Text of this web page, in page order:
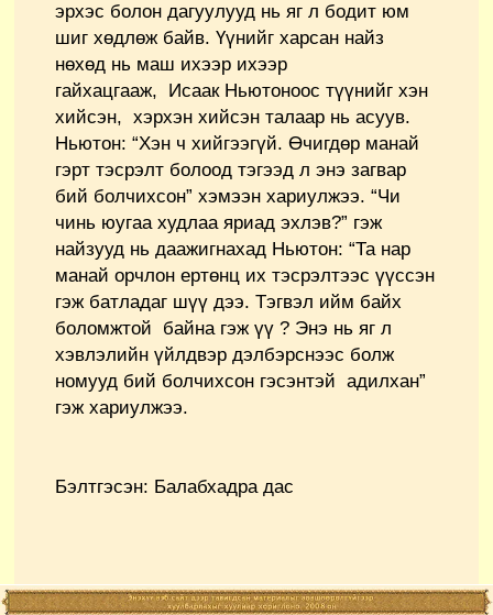
эрхэс болон дагуулууд нь яг л бодит юм
шиг хөдлөж байв. Үүнийг харсан найз
нөхөд нь маш ихээр ихээр
гайхацгааж, Исаак Ньютоноос түүнийг хэн
хийсэн, хэрхэн хийсэн талаар нь асуув.
Ньютон: “Хэн ч хийгээгүй. Өчигдөр манай
гэрт тэсрэлт болоод тэгээд л энэ загвар
бий болчихсон” хэмээн хариулжээ. “Чи
чинь юугаа худлаа яриад эхлэв?” гэж
найзууд нь даажигнахад Ньютон: “Та нар
манай орчлон ертөнц их тэсрэлтээс үүссэн
гэж батладаг шүү дээ. Тэгвэл ийм байх
боломжтой байна гэж үү ? Энэ нь яг л
хэвлэлийн үйлдвэр дэлбэрснээс болж
номууд бий болчихсон гэсэнтэй адилхан”
гэж хариулжээ.
Бэлтгэсэн: Балабхадра дас